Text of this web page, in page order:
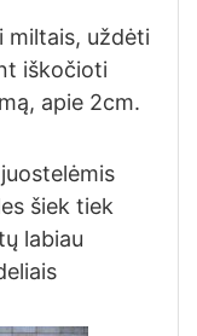
miltais, uždėti
iškočioti
apie 2cm.
šiek tiek
labiau